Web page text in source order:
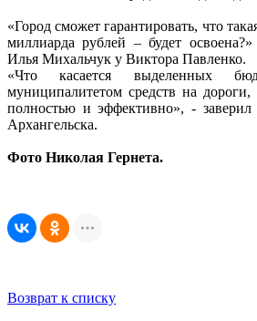
«Город сможет гарантировать, что
миллиарда рублей – будет
Илья Михальчук у Виктора Павленко.
«Что касается выделенных
муниципалитетом средств на
полностью и эффективно», - заверил
Архангельска.
Фото Николая Гернета.
Возврат к списку